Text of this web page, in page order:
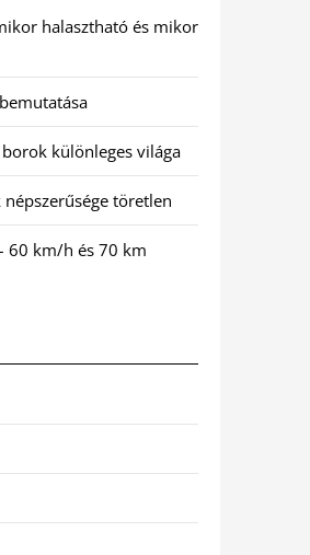
halasztható és mikor
különleges világa
töretlen
60 km/h és 70 km